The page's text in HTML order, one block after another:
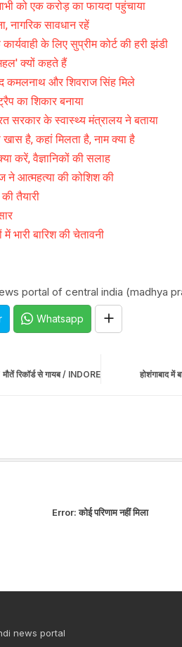
को एक करोड़ का फायदा पहुंचाया
नागरिक सावधान रहें
के लिए सुप्रीम कोर्ट की हरी झंडी
क्यों कहते हैं
कमलनाथ और शिवराज सिंह मिले
का शिकार बनाया
के स्वास्थ्य मंत्रालय ने बताया
है, कहां मिलता है, नाम क्या है
करें, वैज्ञानिकों की सलाह
आत्महत्या की कोशिश की
तैयारी
बारिश की चेतावनी
portal of central india (madhya
Whatsapp
होशंगाबाद में
रिकॉर्ड से गायब / INDORE
Error:कोई परिणाम नहीं मिला
news portal